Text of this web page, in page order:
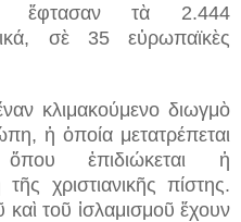
ἔφτασαν τὰ 2.444
σὲ 35 εὐρωπαϊκὲς
κλιμακούμενο διωγμὸ
ἡ ὁποία μετατρέπεται
ἐπιδιώκεται ἡ
χριστιανικῆς πίστης.
καὶ τοῦ ἰσλαμισμοῦ ἔχουν